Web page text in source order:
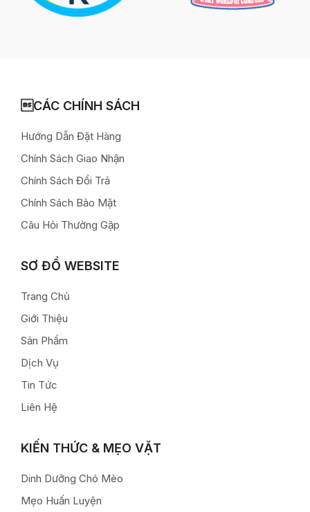
CÁC CHÍNH SÁCH
Hướng Dẫn Đặt Hàng
Chính Sách Giao Nhận
Chính Sách Đổi Trả
Chính Sách Bảo Mật
Câu Hỏi Thường Gặp
SƠ ĐỒ WEBSITE
Trang Chủ
Giới Thiệu
Sản Phẩm
Dịch Vụ
Tin Tức
Liên Hệ
KIẾN THỨC & MẸO VẶT
Dinh Dưỡng Chó Mèo
Mẹo Huấn Luyện